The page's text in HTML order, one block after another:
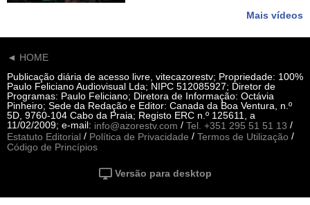
Mais vídeos
◄ HOME
Publicação diária de acesso livre, vitecazorestv; Propriedade: 100%
Paulo Feliciano Audiovisual Lda; NIPC 512085927; Diretor de
Programas: Paulo Feliciano; Diretora de Informação: Octávia
Pinheiro; Sede da Redação e Editor: Canada da Boa Ventura, n.º
5D, 9760-104 Cabo da Praia; Registo ERC n.º 125611, a
11/02/2009; e-mail: info@azorestv.com / Tel. +351 295 51 51 13 /
Estatuto Editorial / Política de Privacidade / Termos de Utilização /
Código de Princípios
Versão para desktop